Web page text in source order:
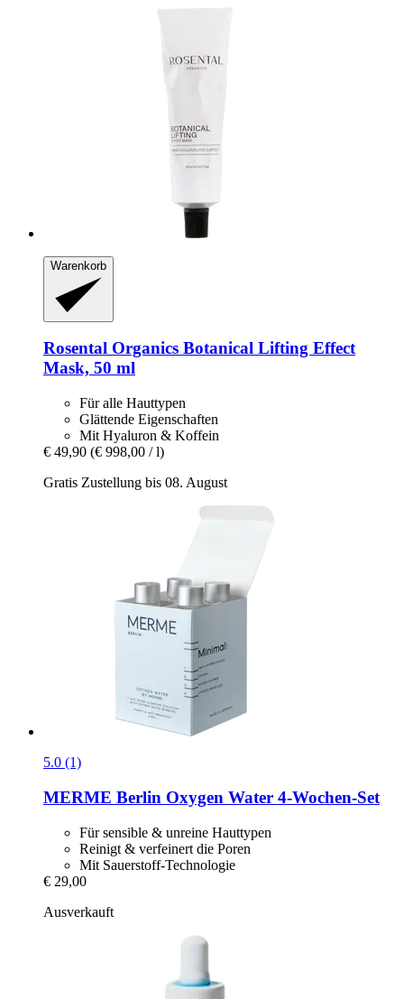
Warenkorb
Rosental Organics Botanical Lifting Effect
Mask, 50 ml
Für alle Hauttypen
Glättende Eigenschaften
Mit Hyaluron & Koffein
€ 49,90 (€ 998,00 / l)
Gratis Zustellung bis 08. August
5.0 (1)
MERME Berlin Oxygen Water 4-​Wochen-​Set
Für sensible & unreine Hauttypen
Reinigt & verfeinert die Poren
Mit Sauerstoff-Technologie
€ 29,00
Ausverkauft